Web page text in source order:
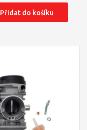
Přidat do košíku